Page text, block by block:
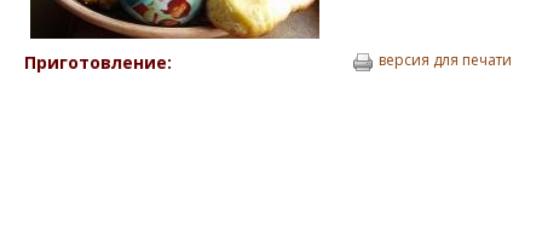
Приготовление: версия для печати